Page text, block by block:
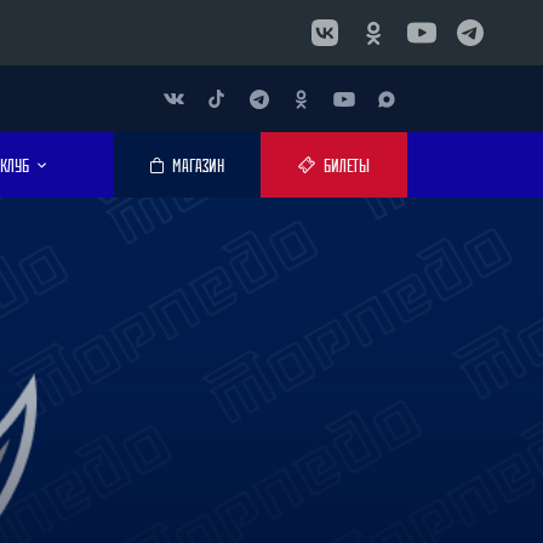
КЛУБ МАГАЗИН БИЛЕТЫ